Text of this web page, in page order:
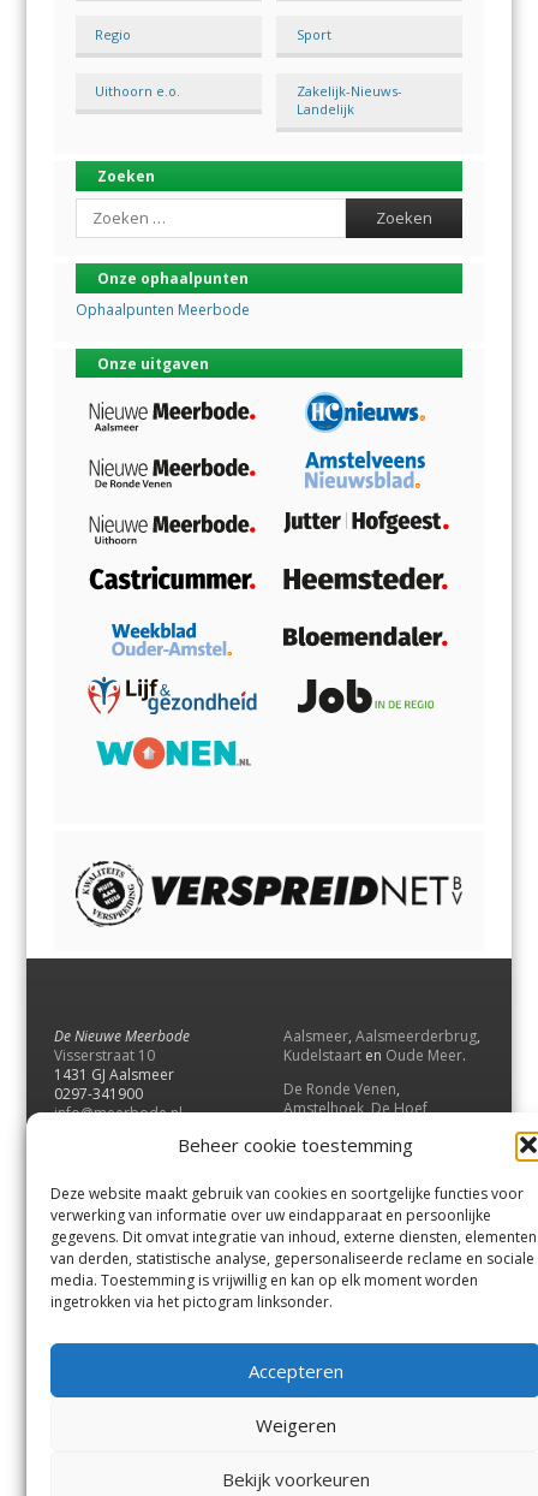
Beheer cookie toestemming
Deze website maakt gebruik van cookies en soortgelijke functies voor
verwerking van informatie over uw eindapparaat en persoonlijke
gegevens. Dit omvat integratie van inhoud, externe diensten, elementen
van derden, statistische analyse, gepersonaliseerde reclame en sociale
media. Toestemming is vrijwillig en kan op elk moment worden
ingetrokken via het pictogram linksonder.
Accepteren
Weigeren
Bekijk voorkeuren
Regio Sport
Uithoorn e.o.
Zakelijk-Nieuws-
Landelijk
Zoeken
Search
Onze ophaalpunten
Ophaalpunten Meerbode
Onze uitgaven
De Nieuwe Meerbode
Visserstraat 10
1431 GJ Aalsmeer
0297-341900
info@meerbode.nl
Aalsmeer, Aalsmeerderbrug,
Kudelstaart en Oude Meer.
De Ronde Venen,
Amstelhoek,De Hoef,
Vrouwenakker,Waverveen
UithoornenDe Kwakel.
Contact
Andere uitgaven
Bezorgklacht
Vacatures
Voorwaarden
Privacyverklaring
De Ronde Venen